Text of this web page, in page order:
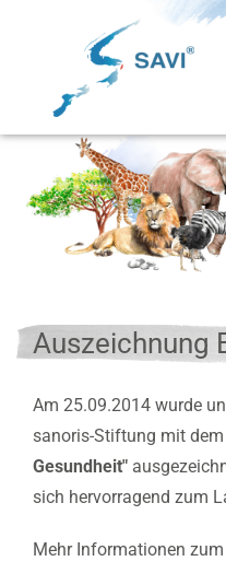
Auszeichnung
Am 25.09.2014 wurde
sanoris-Stiftung mit dem
Gesundheit"
sich hervorragend zum
Mehr Informationen